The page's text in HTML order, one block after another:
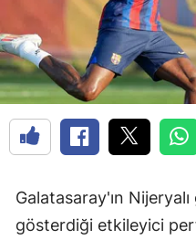
Galatasaray'ın
gösterdiği etkileyici